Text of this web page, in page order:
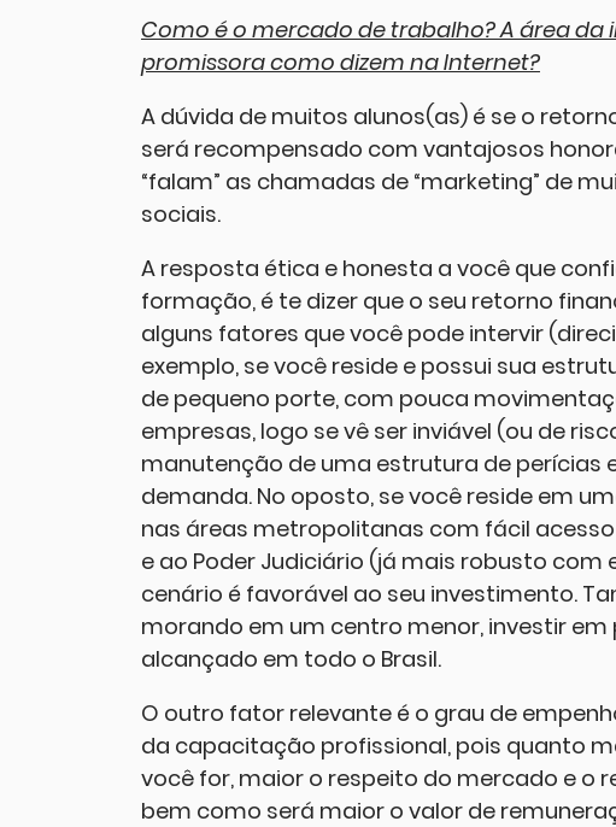
Como é o mercado de trabalho? A área da
promissora como dizem na Internet?
A dúvida de muitos alunos(as) é se o
será recompensado com vantajosos
“falam” as chamadas de “marketing” de
sociais.
A resposta ética e honesta a você que
formação, é te dizer que o seu retorno
alguns fatores que você pode intervir
exemplo, se você reside e possui sua
de pequeno porte, com pouca
empresas, logo se vê ser inviável (ou de
manutenção de uma estrutura de perícias
demanda. No oposto, se você reside em
nas áreas metropolitanas com fácil
e ao Poder Judiciário (já mais robusto
cenário é favorável ao seu investimento.
morando em um centro menor, investir em
alcançado em todo o Brasil.
O outro fator relevante é o grau de
da capacitação profissional, pois quanto
você for, maior o respeito do mercado e o
bem como será maior o valor de